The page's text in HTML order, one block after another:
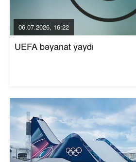
06.07.2026, 16:22
UEFA bəyanat yaydı